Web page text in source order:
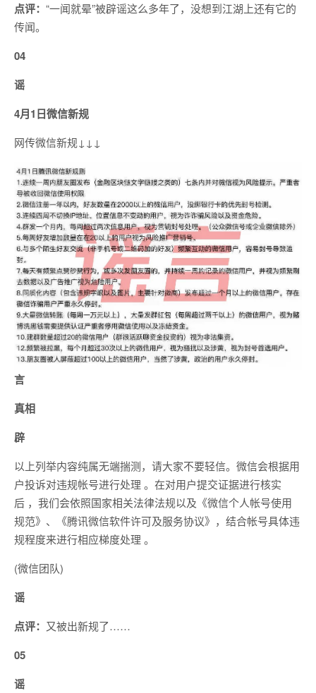
点评： “一闻就晕”被辟谣这么多年了，没想到江湖上还有它的
传闻。
04
谣
4月1日微信新规
网传微信新规↓↓↓
言
真相
辟
以上列举内容纯属无端揣测，请大家不要轻信。微信会根据用
户投诉对违规帐号进行处理 。在对用户提交证据进行核实
后 ，我们会依照国家相关法律法规以及《微信个人帐号使用
规范》、《腾讯微信软件许可及服务协议》，结合帐号具体违
规程度来进行相应梯度处理 。
(微信团队)
谣
点评： 又被出新规了……
05
谣